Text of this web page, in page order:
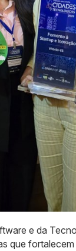
e da
que